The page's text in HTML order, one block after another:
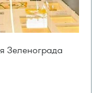
Зеленограда